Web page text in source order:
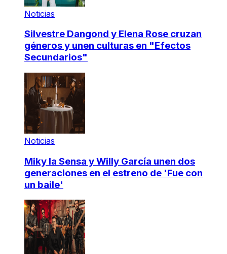
Noticias
Silvestre Dangond y Elena Rose cruzan
géneros y unen culturas en "Efectos
Secundarios"
Noticias
Miky la Sensa y Willy García unen dos
generaciones en el estreno de 'Fue con
un baile'